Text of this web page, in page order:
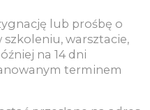
lub prośbę o
warsztacie,
na 14 dni
terminem